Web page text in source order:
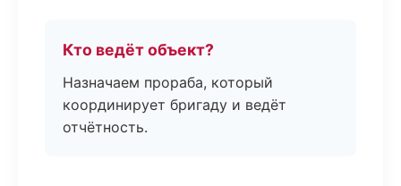
Кто ведёт объект?
Назначаем прораба, который
координирует бригаду и ведёт
отчётность.